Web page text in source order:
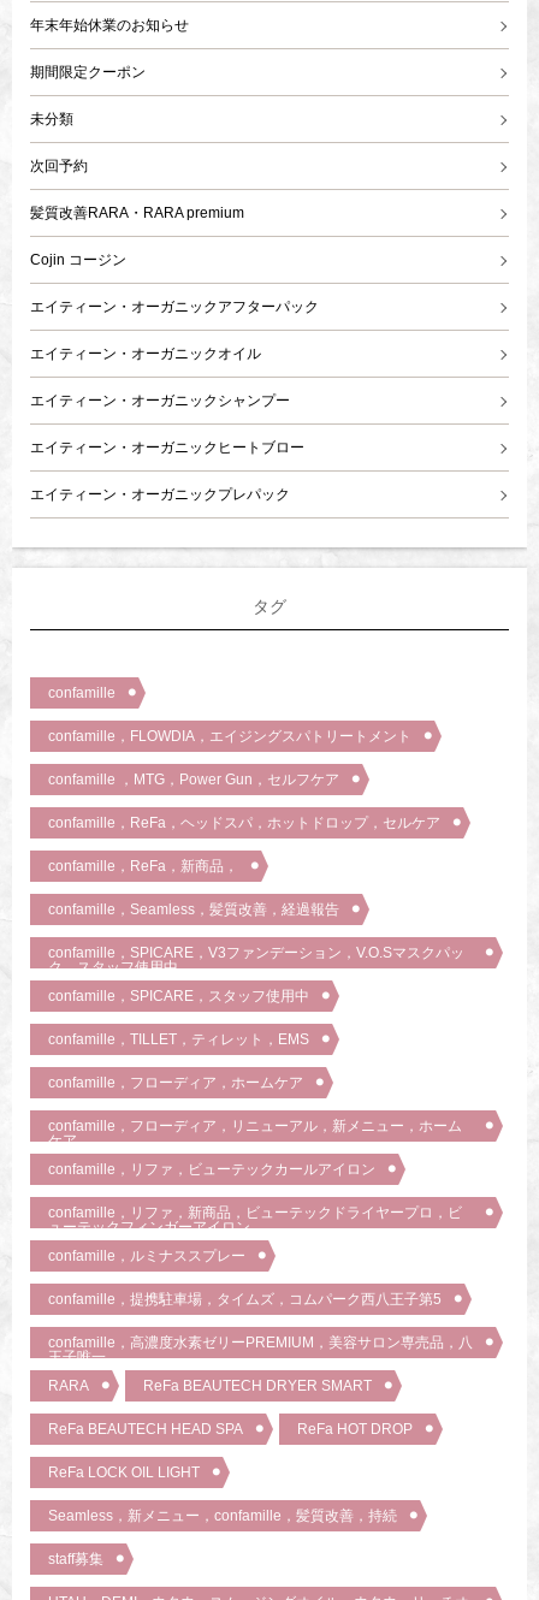
年末年始休業のお知らせ
期間限定クーポン
未分類
次回予約
髪質改善RARA・RARA premium
Cojin コージン
エイティーン・オーガニックアフターパック
エイティーン・オーガニックオイル
エイティーン・オーガニックシャンプー
エイティーン・オーガニックヒートブロー
エイティーン・オーガニックプレパック
タグ
confamille
confamille，FLOWDIA，エイジングスパトリートメント
confamille ，MTG，Power Gun，セルフケア
confamille，ReFa，ヘッドスパ，ホットドロップ，セルケア
confamille，ReFa，新商品，
confamille，Seamless，髪質改善，経過報告
confamille，SPICARE，V3ファンデーション，V.O.Sマスクパッ
ク，スタッフ使用中
confamille，SPICARE，スタッフ使用中
confamille，TILLET，ティレット，EMS
confamille，フローディア，ホームケア
confamille，フローディア，リニューアル，新メニュー，ホーム
ケア
confamille，リファ，ビューテックカールアイロン
confamille，リファ，新商品，ビューテックドライヤープロ，ビ
ューテックフィンガーアイロン
confamille，ルミナススプレー
confamille，提携駐車場，タイムズ，コムパーク西八王子第5
confamille，高濃度水素ゼリーPREMIUM，美容サロン専売品，八
王子唯一
RARA
ReFa BEAUTECH DRYER SMART
ReFa BEAUTECH HEAD SPA ReFa HOT DROP
ReFa LOCK OIL LIGHT
Seamless，新メニュー，confamille，髪質改善，持続
staff募集